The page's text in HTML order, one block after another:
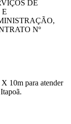
DE
E
Nº
10m para atender